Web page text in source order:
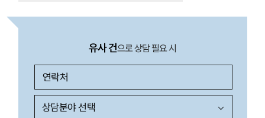
유사 건으로 상담 필요 시